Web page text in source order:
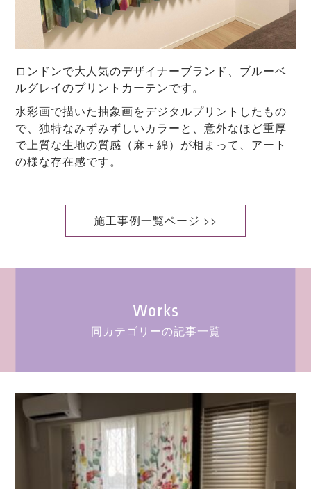
ロンドンで大人気のデザイナーブランド、ブルーベ
ルグレイのプリントカーテンです。
水彩画で描いた抽象画をデジタルプリントしたもの
で、独特なみずみずしいカラーと、意外なほど重厚
で上質な生地の質感（麻＋綿）が相まって、アート
の様な存在感です。
施工事例一覧ページ >>
Works
同カテゴリーの記事一覧